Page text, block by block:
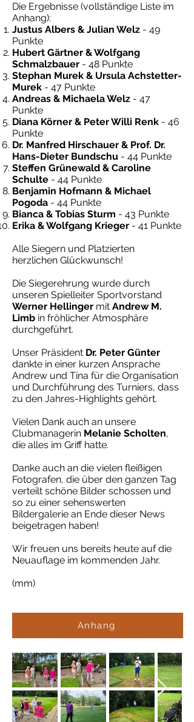
Die Ergebnisse (vollständige Liste im
Anhang):
Justus Albers & Julian Welz - 49
Punkte
Hubert Gärtner & Wolfgang
Schmalzbauer - 48 Punkte
Stephan Murek & Ursula Achstetter-
Murek - 47 Punkte
Andreas & Michaela Welz - 47
Punkte
Diana Körner & Peter Willi Renk - 46
Punkte
Dr. Manfred Hirschauer & Prof. Dr.
Hans-Dieter Bundschu - 44 Punkte
Steffen Grünewald & Caroline
Schulte - 44 Punkte
Benjamin Hofmann & Michael
Pogoda - 44 Punkte
Bianca & Tobias Sturm - 43 Punkte
Erika & Wolfgang Krieger - 41 Punkte
Alle Siegern und Platzierten
herzlichen Glückwunsch!
Die Siegerehrung wurde durch
unseren Spielleiter Sportvorstand
Werner Hellinger mit Andrew M.
Limb in fröhlicher Atmosphäre
durchgeführt.
Unser Präsident Dr. Peter Günter
dankte in einer kurzen Ansprache
Andrew und Tina für die Organisation
und Durchführung des Turniers, dass
zu den Jahres-Highlights gehört.
Vielen Dank auch an unsere
Clubmanagerin Melanie Scholten,
die alles im Griff hatte.
Danke auch an die vielen fleißigen
Fotografen, die über den ganzen Tag
verteilt schöne Bilder schossen und
so zu einer sehenswerten
Bildergalerie an Ende dieser News
beigetragen haben!
Wir freuen uns bereits heute auf die
Neuauflage im kommenden Jahr.
(mm)
Anhang